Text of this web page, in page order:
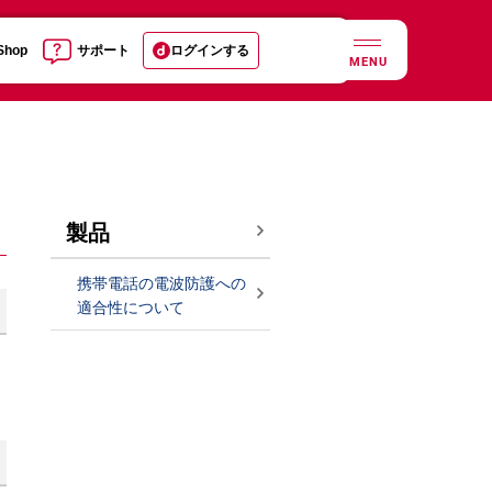
サポート ログインする
MENU
製品
携帯電話の電波防護への
適合性について